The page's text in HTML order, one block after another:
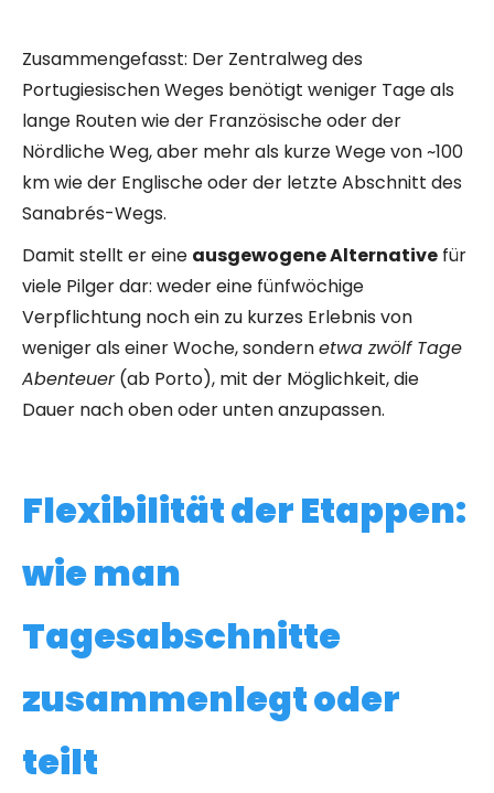
Zusammengefasst: Der Zentralweg des
Portugiesischen Weges benötigt weniger Tage als
lange Routen wie der Französische oder der
Nördliche Weg, aber mehr als kurze Wege von ~100
km wie der Englische oder der letzte Abschnitt des
Sanabrés-Wegs.
Damit stellt er eine ausgewogene Alternative für
viele Pilger dar: weder eine fünfwöchige
Verpflichtung noch ein zu kurzes Erlebnis von
weniger als einer Woche, sondernetwa zwölf Tage
Abenteuer(ab Porto), mit der Möglichkeit, die
Dauer nach oben oder unten anzupassen.
Flexibilität der Etappen:
wie man
Tagesabschnitte
zusammenlegt oder
teilt